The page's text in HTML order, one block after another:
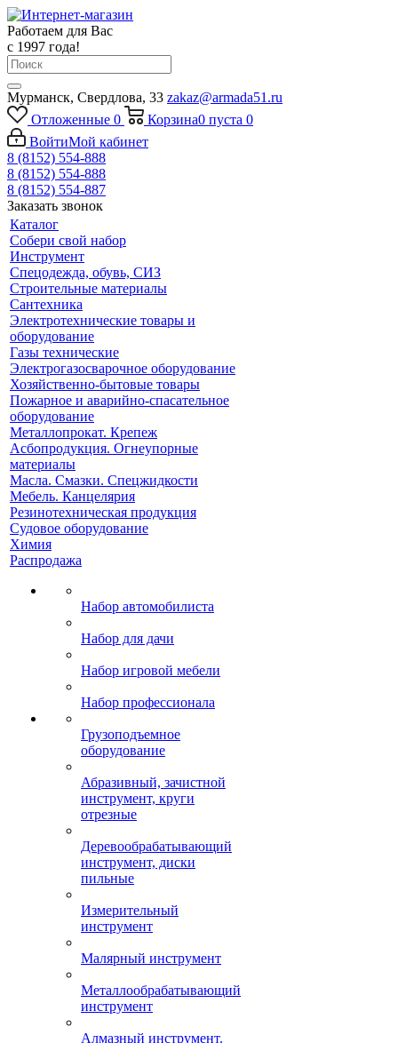
Работаем для Вас
с 1997 года!
Мурманск, Свердлова, 33 zakaz@armada51.ru
Отложенные 0 Корзина0 пуста 0
ВойтиМой кабинет
8 (8152) 554-888
8 (8152) 554-888
8 (8152) 554-887
Заказать звонок
Каталог
Собери свой набор
Инструмент
Спецодежда, обувь, СИЗ
Строительные материалы
Сантехника
Электротехнические товары и
оборудование
Газы технические
Электрогазосварочное оборудование
Хозяйственно-бытовые товары
Пожарное и аварийно-спасательное
оборудование
Металлопрокат. Крепеж
Асбопродукция. Огнеупорные
материалы
Масла. Смазки. Спецжидкости
Мебель. Канцелярия
Резинотехническая продукция
Судовое оборудование
Химия
Распродажа
Набор автомобилиста
Набор для дачи
Набор игровой мебели
Набор профессионала
Грузоподъемное
оборудование
Абразивный, зачистной
инструмент, круги
отрезные
Деревообрабатывающий
инструмент, диски
пильные
Измерительный
инструмент
Малярный инструмент
Металлообрабатывающий
инструмент
Алмазный инструмент.